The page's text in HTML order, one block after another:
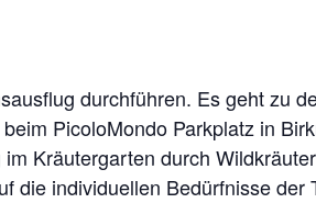
durchführen. Es geht zu
PicoloMondo Parkplatz in
Kräutergarten durch
die individuellen Bedürfnisse